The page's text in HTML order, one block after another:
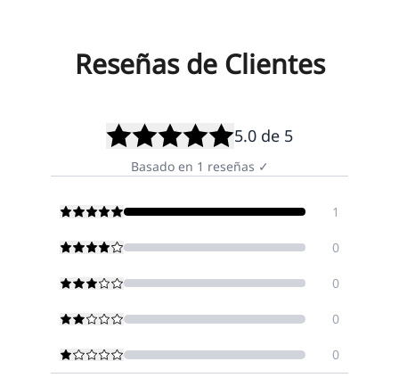
Reseñas de Clientes
5.0 de 5
Basado en 1 reseñas ✓
1
0
0
0
0